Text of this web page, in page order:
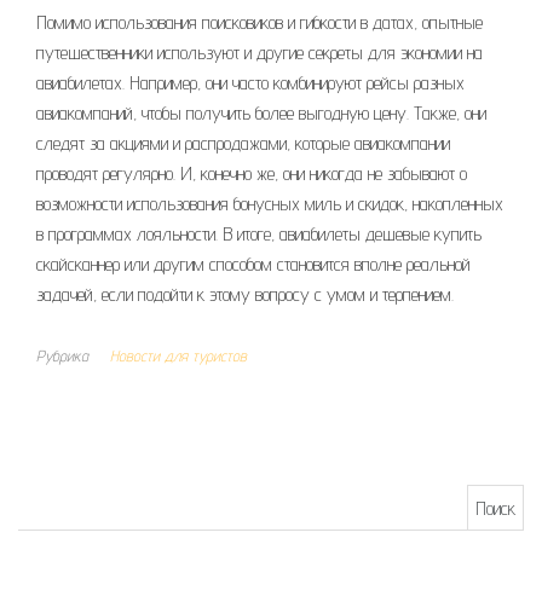
Помимо использования поисковиков и гибкости в датах, опытные
путешественники используют и другие секреты для экономии на
авиабилетах. Например, они часто комбинируют рейсы разных
авиакомпаний, чтобы получить более выгодную цену. Также, они
следят за акциями и распродажами, которые авиакомпании
проводят регулярно. И, конечно же, они никогда не забывают о
возможности использования бонусных миль и скидок, накопленных
в программах лояльности. В итоге, авиабилеты дешевые купить
скайсканнер или другим способом становится вполне реальной
задачей, если подойти к этому вопросу с умом и терпением.
Рубрика Новости для туристов